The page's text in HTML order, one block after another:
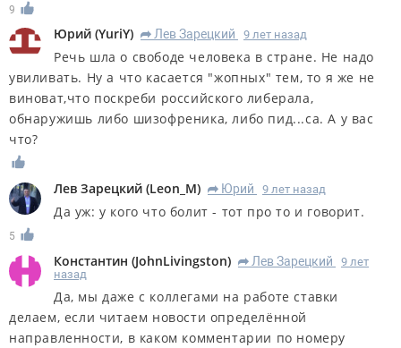
9
Юрий (YuriY) R Лев Зарецкий 9 лет назад
Речь шла о свободе человека в стране. Не надо
увиливать. Ну а что касается "жопных" тем, то я же не
виноват,что поскреби российского либерала,
обнаружишь либо шизофреника, либо пид...са. А у вас
что?
Лев Зарецкий (Leon_M) R Юрий 9 лет назад
Да уж: у кого что болит - тот про то и говорит.
5
Константин (JohnLivingston) R Лев Зарецкий
9 лет
назад
Да, мы даже с коллегами на работе ставки
делаем, если читаем новости определённой
направленности, в каком комментарии по номеру